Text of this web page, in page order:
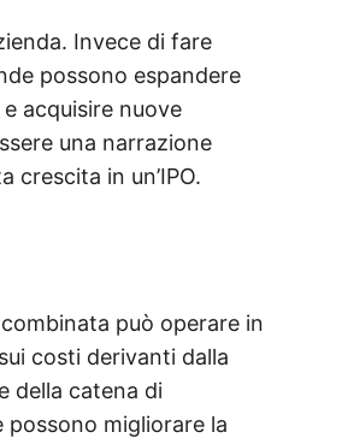
Invece di fare
possono espandere
acquisire nuove
una narrazione
in un’IPO.
può operare in
costi derivanti dalla
della catena di
migliorare la